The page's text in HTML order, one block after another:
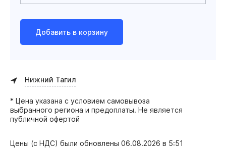
Добавить в корзину
Нижний Тагил
* Цена указана с условием самовывоза
выбранного региона и предоплаты. Не является
публичной офертой
Цены (с НДС) были обновлены 06.08.2026 в 5:51